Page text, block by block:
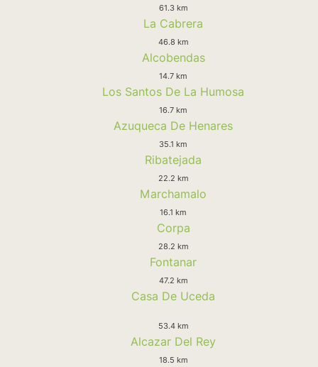
61.3 km
La Cabrera
46.8 km
Alcobendas
14.7 km
Los Santos De La Humosa
16.7 km
Azuqueca De Henares
35.1 km
Ribatejada
22.2 km
Marchamalo
16.1 km
Corpa
28.2 km
Fontanar
47.2 km
Casa De Uceda
53.4 km
Alcazar Del Rey
18.5 km